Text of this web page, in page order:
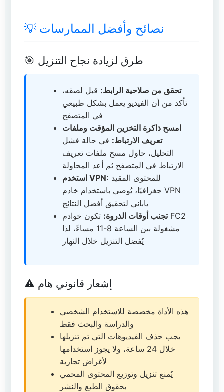
💡 نصائح وأفضل الممارسات
🎯 طرق لزيادة نجاح التنزيل
تحقق من صلاحية الرابط: قبل لصقه،
تأكد من أن الفيديو يعمل بشكل طبيعي
في المتصفح
امسح ذاكرة التخزين المؤقت وملفات
تعريف الارتباط: في حالة فشل
التحليل، حاول مسح ملفات تعريف
الارتباط في المتصفح ثم أعد المحاولة
استخدم VPN:
جغرافيًا، يُوصى باستخدام خادم VPN
ياباني لتحقيق أفضل النتائج
تجنب أوقات الذروة: تكون خوادم FC2
مشغولة بين الساعة 8-11 مساءً، لذا
يُفضل التنزيل خلال النهار
⚠️ إشعار قانوني هام
هذه الأداة مخصصة للاستخدام الشخصي
والدراسة والبحث فقط
يجب حذف الفيديوهات التي تم تنزيلها
خلال 24 ساعة، ولا يجوز استخدامها
لأغراض تجارية
يُمنع تنزيل وتوزيع المحتوى المحمي
بحقوق الطبع والنشر